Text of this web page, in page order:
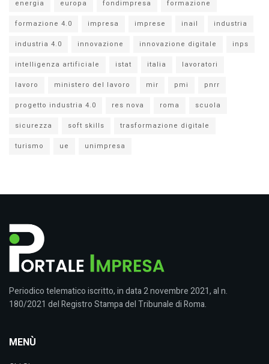
energia
europa fondimpresa
formazione
formazione 4.0
impresa imprese inail
industria
industria 4.0
innovazione innovazione digitale
inps
intelligenza artificiale
istat italia
lavoratori
lavoro
ministero del lavoro mir pmi
pnrr
progetto industria 4.0
res nova roma
scuola
sicurezza
soft skills
trasformazione digitale
turismo
ue unimpresa
Periodico telematico iscritto, in data 2 novembre 2021, al n.
180/2021 del Registro Stampa del Tribunale di Roma.
MENÙ